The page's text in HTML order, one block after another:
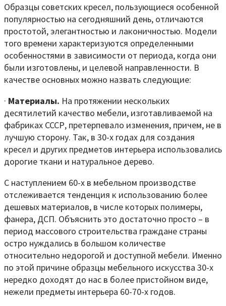
Образцы советских кресел, пользующиеся особенной
популярностью на сегодняшний день, отличаются
простотой, элегантностью и лаконичностью. Модели
того времени характеризуются определенными
особенностями в зависимости от периода, когда они
были изготовлены, и целевой направленности. В
качестве основных можно назвать следующие:
· Материалы. На протяжении нескольких
десятилетий качество мебели, изготавливаемой на
фабриках СССР, претерпевало изменения, причем, не в
лучшую сторону. Так, в 30-х годах для создания
кресел и других предметов интерьера использовались
дорогие ткани и натуральное дерево.
С наступлением 60-х в мебельном производстве
отслеживается тенденция к использованию более
дешевых материалов, в числе которых полимеры,
фанера, ДСП. Объяснить это достаточно просто – в
период массового строительства граждане страны
остро нуждались в большом количестве
относительно недорогой и доступной мебели. Именно
по этой причине образцы мебельного искусства 30-х
нередко доходят до нас в более пристойном виде,
нежели предметы интерьера 60-70-х годов.